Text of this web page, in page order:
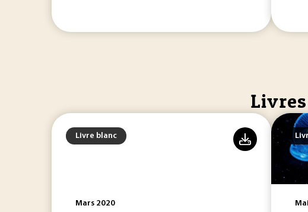
Livres
Livre blanc
Mars 2020